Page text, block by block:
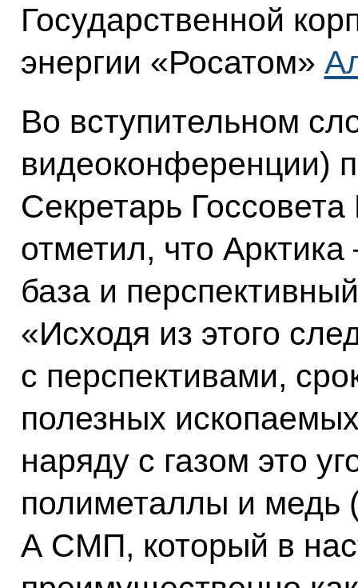
Государственной
энергии «Росатом»
Во вступительном
видеоконференции)
Секретарь
отметил, что
база и
«Исходя из этого
с перспективами,
полезных
наряду с газом это
полиметаллы и медь
А СМП, который в